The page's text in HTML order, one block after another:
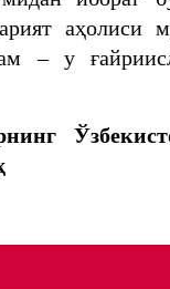
аҳолиси
– у